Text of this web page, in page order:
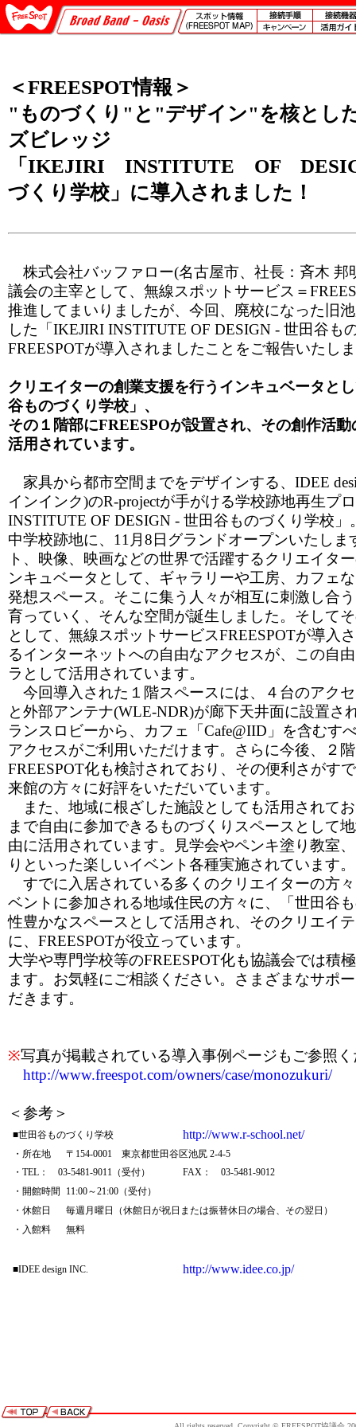
＜FREESPOT情報＞
"ものづくり"と"デザイン"を核とし
ズビレッジ
「IKEJIRI INSTITUTE OF
づくり学校」に導入されました！
株式会社バッファロー(名古屋市、社長：斉木 邦
議会の主宰として、無線スポットサービス＝
推進してまいりましたが、今回、廃校になった旧
した「IKEJIRI INSTITUTE OF DESIGN - 世田谷も
FREESPOTが導入されましたことをご報告いたし
クリエイターの創業支援を行うインキュベータと
谷ものづくり学校」、
その１階部にFREESPOが設置され、その創作活
活用されています。
家具から都市空間までをデザインする、IDEE
インインク)のR-projectが手がける学校跡地再生プ
INSTITUTE OF DESIGN - 世田谷ものづくり学校
中学校跡地に、11月8日グランドオープンいたしま
ト、映像、映画などの世界で活躍するクリエイタ
ンキュベータとして、ギャラリーや工房、カフェ
発想スペース。そこに集う人々が相互に刺激し合
育っていく、そんな空間が誕生しました。そして
として、無線スポットサービスFREESPOTが導入
るインターネットへの自由なアクセスが、この自
ラとして活用されています。
今回導入された１階スペースには、４台のアク
と外部アンテナ(WLE-NDR)が廊下天井面に設置さ
ランスロビーから、カフェ「Cafe@IID」を含むす
アクセスがご利用いただけます。さらに今後、２
FREESPOT化も検討されており、その便利さがす
来館の方々に好評をいただいています。
また、地域に根ざした施設としても活用されて
まで自由に参加できるものづくりスペースとして
由に活用されています。見学会やペンキ塗り教室
りといった楽しいイベント各種実施されています。
すでに入居されている多くのクリエイターの方
ベントに参加される地域住民の方々に、「世田谷
性豊かなスペースとして活用され、そのクリエイ
に、FREESPOTが役立っています。
大学や専門学校等のFREESPOT化も協議会では積
ます。お気軽にご相談ください。さまざまなサポ
だきます。
※写真が掲載されている導入事例ページもご参照
http://www.freespot.com/owners/case/monozukuri/
＜参考＞
■世田谷ものづくり学校 http://www.r-school.net/
・所在地
〒154-0001 東京都世田谷区池尻 2-4-5
・TEL： 03-5481-9011（受付）
FAX： 03-5481-9012
・開館時間
11:00～21:00（受付）
・休館日
毎週月曜日（休館日が祝日または振替休日の場合、その翌日）
・入館料
無料
■IDEE design INC. http://www.idee.co.jp/